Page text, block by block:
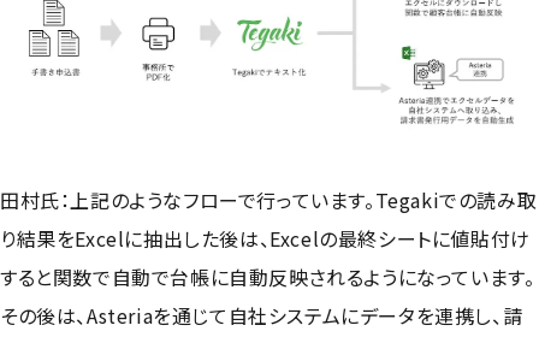
田村氏：上記のようなフローで行っています。Tegakiでの読み取
り結果をExcelに抽出した後は、Excelの最終シートに値貼付け
すると関数で自動で台帳に自動反映されるようになっています。
その後は、Asteriaを通じて自社システムにデータを連携し、請